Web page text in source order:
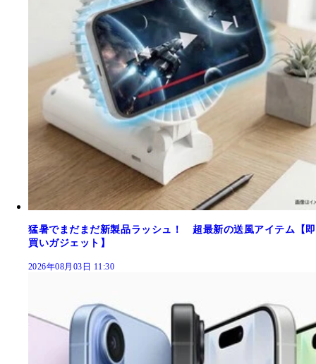
猛暑でまだまだ新製品ラッシュ！ 超最新の送風アイテム【即
買いガジェット】
2026年08月03日 11:30